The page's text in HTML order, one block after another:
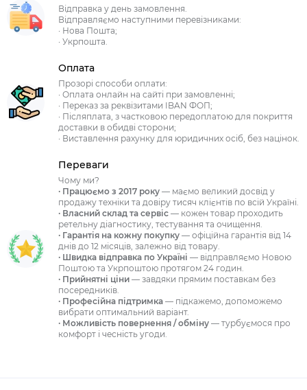
Відправка у день замовлення.
Відправляємо наступними перевізниками:
· Нова Пошта;
· Укрпошта.
Оплата
Прозорі способи оплати:
· Оплата онлайн на сайті при замовленні;
· Переказ за реквізитами IBAN ФОП;
· Післяплата, з частковою передоплатою для покриття
доставки в обидві сторони;
· Виставлення рахунку для юридичних осіб, без націнок.
Переваги
Чому ми?
· Працюємо з 2017 року — маємо великий досвід у
продажу техніки та довіру тисяч клієнтів по всій Україні.
· Власний склад та сервіс — кожен товар проходить
ретельну діагностику, тестування та очищення.
· Гарантія на кожну покупку — офіційна гарантія від 14
днів до 12 місяців, залежно від товару.
· Швидка відправка по Україні — відправляємо Новою
Поштою та Укрпоштою протягом 24 годин.
· Прийнятні ціни — завдяки прямим поставкам без
посередників.
· Професійна підтримка — підкажемо, допоможемо
вибрати оптимальний варіант.
· Можливість повернення / обміну — турбуємося про
комфорт і чесність угоди.